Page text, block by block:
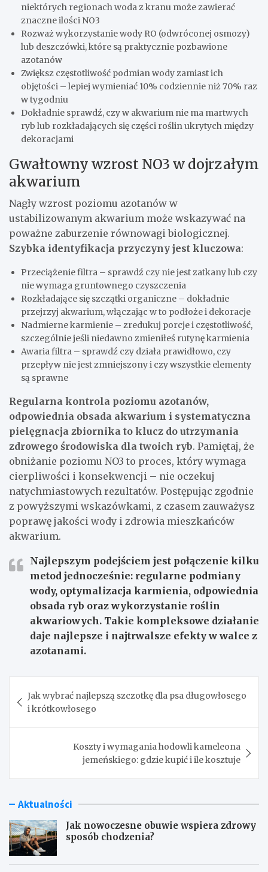
niektórych regionach woda z kranu może zawierać
znaczne ilości NO3
Rozważ wykorzystanie wody RO (odwróconej osmozy)
lub deszczówki, które są praktycznie pozbawione
azotanów
Zwiększ częstotliwość podmian wody zamiast ich
objętości – lepiej wymieniać 10% codziennie niż 70% raz
w tygodniu
Dokładnie sprawdź, czy w akwarium nie ma martwych
ryb lub rozkładających się części roślin ukrytych między
dekoracjami
Gwałtowny wzrost NO3 w dojrzałym
akwarium
Nagły wzrost poziomu azotanów w
ustabilizowanym akwarium może wskazywać na
poważne zaburzenie równowagi biologicznej.
Szybka identyfikacja przyczyny jest kluczowa:
Przeciążenie filtra – sprawdź czy nie jest zatkany lub czy
nie wymaga gruntownego czyszczenia
Rozkładające się szczątki organiczne – dokładnie
przejrzyj akwarium, włączając w to podłoże i dekoracje
Nadmierne karmienie – zredukuj porcje i częstotliwość,
szczególnie jeśli niedawno zmieniłeś rutynę karmienia
Awaria filtra – sprawdź czy działa prawidłowo, czy
przepływ nie jest zmniejszony i czy wszystkie elementy
są sprawne
Regularna kontrola poziomu azotanów,
odpowiednia obsada akwarium i systematyczna
pielęgnacja zbiornika to klucz do utrzymania
zdrowego środowiska dla twoich ryb. Pamiętaj, że
obniżanie poziomu NO3 to proces, który wymaga
cierpliwości i konsekwencji – nie oczekuj
natychmiastowych rezultatów. Postępując zgodnie
z powyższymi wskazówkami, z czasem zauważysz
poprawę jakości wody i zdrowia mieszkańców
akwarium.
Najlepszym podejściem jest połączenie kilku
metod jednocześnie: regularne podmiany
wody, optymalizacja karmienia, odpowiednia
obsada ryb oraz wykorzystanie roślin
akwariowych. Takie kompleksowe działanie
daje najlepsze i najtrwalsze efekty w walce z
azotanami.
wpisu
Jak wybrać najlepszą szczotkę dla psa długowłosego
i krótkowłosego
Koszty i wymagania hodowli kameleona
jemeńskiego: gdzie kupić i ile kosztuje
Aktualności
Jak nowoczesne obuwie wspiera zdrowy
sposób chodzenia?